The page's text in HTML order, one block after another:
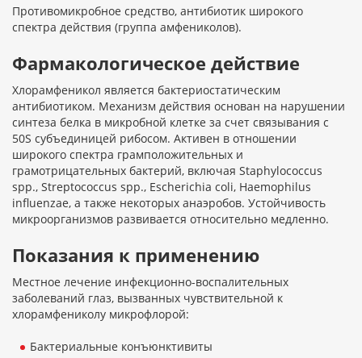
Противомикробное средство, антибиотик широкого
спектра действия (группа амфениколов).
Фармакологическое действие
Хлорамфеникол является бактериостатическим
антибиотиком. Механизм действия основан на нарушении
синтеза белка в микробной клетке за счет связывания с
50S субъединицей рибосом. Активен в отношении
широкого спектра грамположительных и
грамотрицательных бактерий, включая Staphylococcus
spp., Streptococcus spp., Escherichia coli, Haemophilus
influenzae, а также некоторых анаэробов. Устойчивость
микроорганизмов развивается относительно медленно.
Показания к применению
Местное лечение инфекционно-воспалительных
заболеваний глаз, вызванных чувствительной к
хлорамфениколу микрофлорой:
Бактериальные конъюнктивиты